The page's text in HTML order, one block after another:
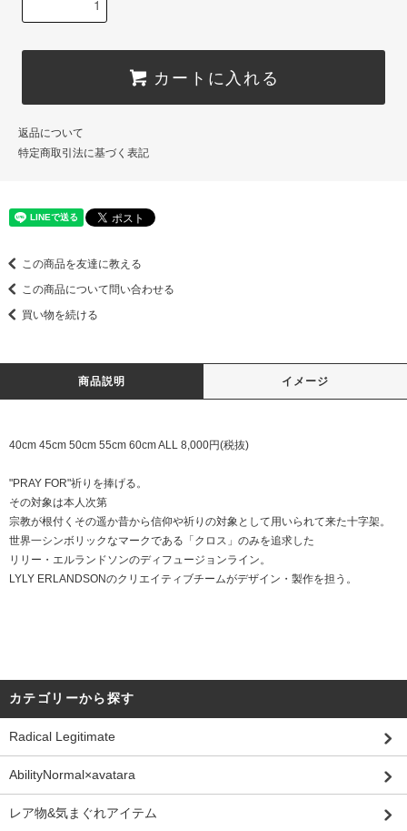
カートに入れる
返品について
特定商取引法に基づく表記
この商品を友達に教える
この商品について問い合わせる
買い物を続ける
商品説明 イメージ
40cm 45cm 50cm 55cm 60cm ALL 8,000円(税抜)
"PRAY FOR"祈りを捧げる。
その対象は本人次第
宗教が根付くその遥か昔から信仰や祈りの対象として用いられて来た十字架。
世界一シンボリックなマークである「クロス」のみを追求した
リリー・エルランドソンのディフュージョンライン。
LYLY ERLANDSONのクリエイティブチームがデザイン・製作を担う。
カテゴリーから探す
Radical Legitimate
AbilityNormal×avatara
レア物&気まぐれアイテム